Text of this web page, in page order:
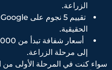
الزراعة.
الحقيقية.
إلى مرحلة الزراعة.
سواء كنت في المرحلة الأولى من